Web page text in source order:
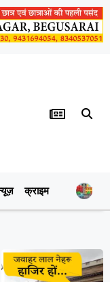
क्राइम